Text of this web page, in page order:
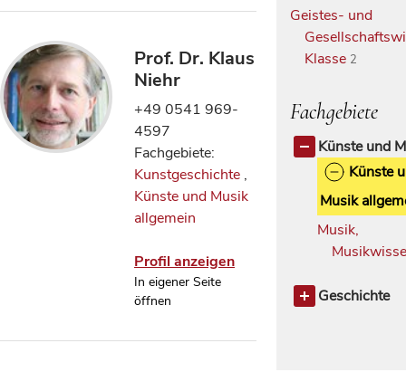
Prof. Dr. Klaus
Niehr
+49 0541 969-
4597
Fachgebiete:
Kunstgeschichte ,
Künste und Musik
allgemein
Profil anzeigen
In eigener Seite
öffnen
Geistes- und
Klasse 2
Fachgebiete
Künste und
Künste
Musik
Musik,
Geschichte